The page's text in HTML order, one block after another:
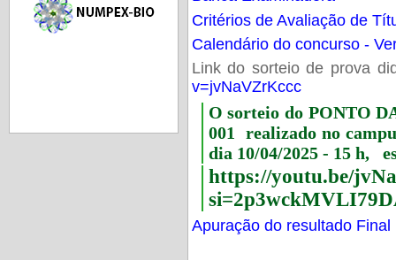
Critérios de Avaliação de
Calendário do concurso -
Link do sorteio de prova
v=jvNaVZrKccc
O sorteio do PONTO
001 realizado no
dia 10/04/2025 - 15 h,
https://youtu.be/
Apuração do resultado Final